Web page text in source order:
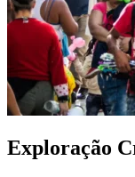
Exploração